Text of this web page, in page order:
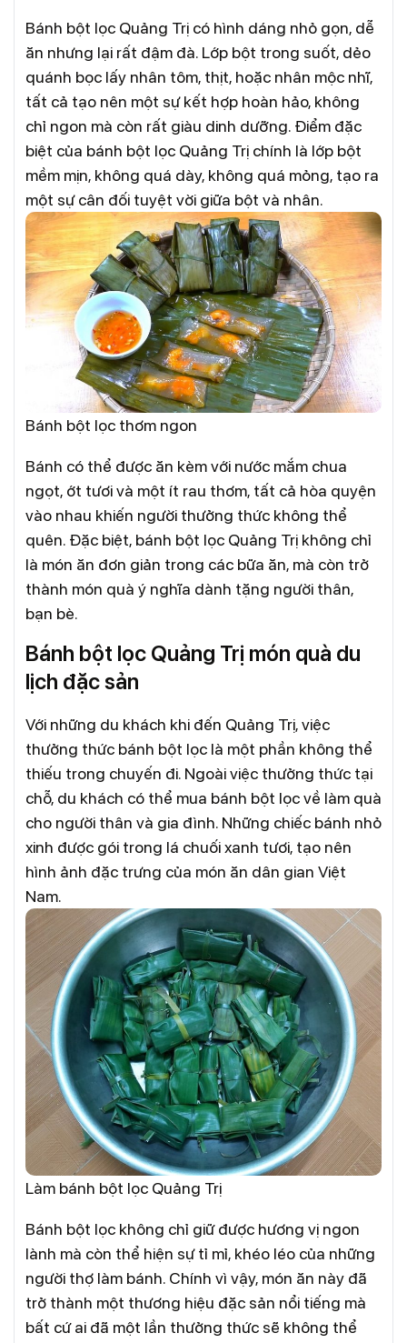
Bánh bột lọc Quảng Trị có hình dáng nhỏ gọn, dễ
ăn nhưng lại rất đậm đà. Lớp bột trong suốt, dẻo
quánh bọc lấy nhân tôm, thịt, hoặc nhân mộc nhĩ,
tất cả tạo nên một sự kết hợp hoàn hảo, không
chỉ ngon mà còn rất giàu dinh dưỡng. Điểm đặc
biệt của bánh bột lọc Quảng Trị chính là lớp bột
mềm mịn, không quá dày, không quá mỏng, tạo ra
một sự cân đối tuyệt vời giữa bột và nhân.
Bánh bột lọc thơm ngon
Bánh có thể được ăn kèm với nước mắm chua
ngọt, ớt tươi và một ít rau thơm, tất cả hòa quyện
vào nhau khiến người thưởng thức không thể
quên. Đặc biệt, bánh bột lọc Quảng Trị không chỉ
là món ăn đơn giản trong các bữa ăn, mà còn trở
thành món quà ý nghĩa dành tặng người thân,
bạn bè.
Bánh bột lọc Quảng Trị món quà du
lịch đặc sản
Với những du khách khi đến Quảng Trị, việc
thưởng thức bánh bột lọc là một phần không thể
thiếu trong chuyến đi. Ngoài việc thưởng thức tại
chỗ, du khách có thể mua bánh bột lọc về làm quà
cho người thân và gia đình. Những chiếc bánh nhỏ
xinh được gói trong lá chuối xanh tươi, tạo nên
hình ảnh đặc trưng của món ăn dân gian Việt
Nam.
Làm bánh bột lọc Quảng Trị
Bánh bột lọc không chỉ giữ được hương vị ngon
lành mà còn thể hiện sự tỉ mỉ, khéo léo của những
người thợ làm bánh. Chính vì vậy, món ăn này đã
trở thành một thương hiệu đặc sản nổi tiếng mà
bất cứ ai đã một lần thưởng thức sẽ không thể